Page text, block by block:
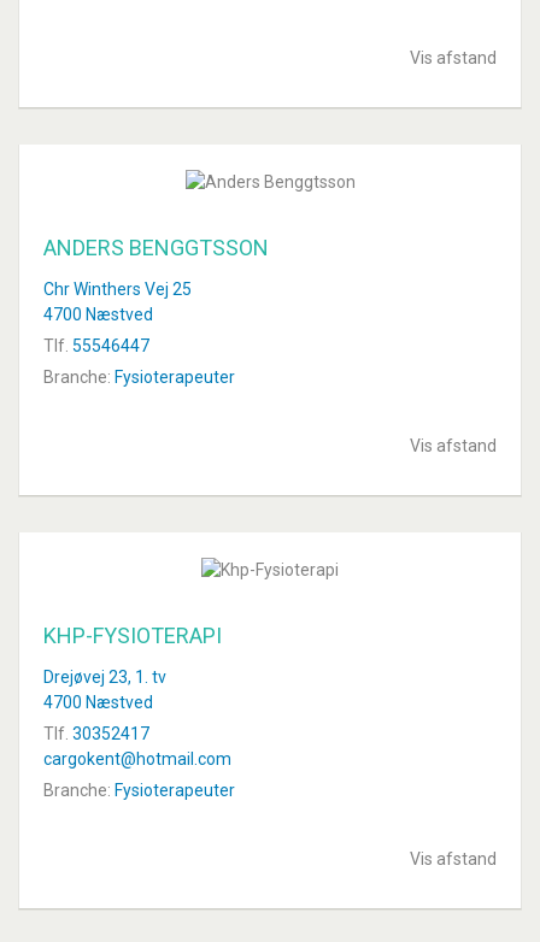
Vis afstand
ANDERS BENGGTSSON
Chr Winthers Vej 25
4700 Næstved
Tlf. 55546447
Branche: Fysioterapeuter
Vis afstand
KHP-FYSIOTERAPI
Drejøvej 23, 1. tv
4700 Næstved
Tlf. 30352417
cargokent@hotmail.com
Branche: Fysioterapeuter
Vis afstand